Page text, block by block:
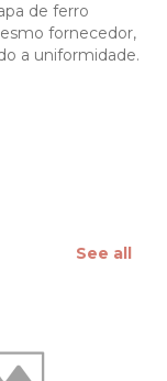
de ferro
fornecedor,
a uniformidade.
See all